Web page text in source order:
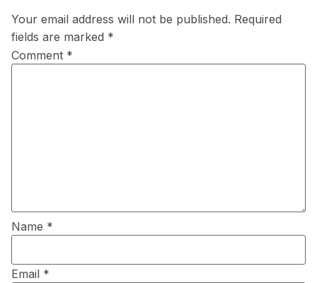
Your email address will not be published. Required
fields are marked *
Comment *
Name *
Email *